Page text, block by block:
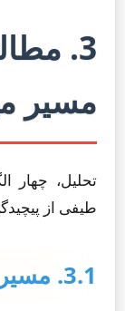
3.
مسیر
تحلیل، چهار
طیفی از
3.1. مسیر الف: کمینه‌گرا